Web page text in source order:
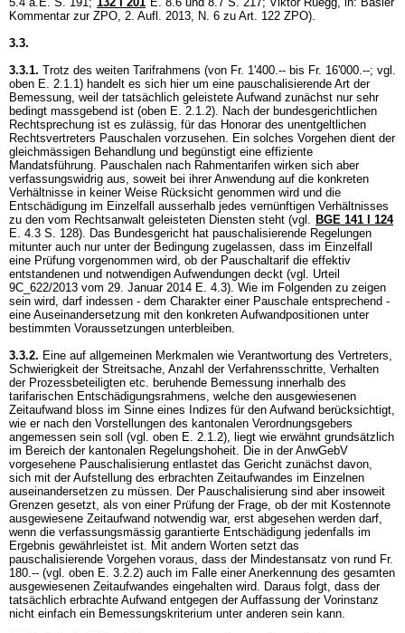
Kommentar zur ZPO, 2. Aufl. 2013, N. 6 zu Art. 122 ZPO).
3.3.
3.3.1. Trotz des weiten Tarifrahmens (von Fr. 1'400.-- bis Fr. 16'000.--; vgl.
oben E. 2.1.1) handelt es sich hier um eine pauschalisierende Art der
Bemessung, weil der tatsächlich geleistete Aufwand zunächst nur sehr
bedingt massgebend ist (oben E. 2.1.2). Nach der bundesgerichtlichen
Rechtsprechung ist es zulässig, für das Honorar des unentgeltlichen
Rechtsvertreters Pauschalen vorzusehen. Ein solches Vorgehen dient der
gleichmässigen Behandlung und begünstigt eine effiziente
Mandatsführung. Pauschalen nach Rahmentarifen wirken sich aber
verfassungswidrig aus, soweit bei ihrer Anwendung auf die konkreten
Verhältnisse in keiner Weise Rücksicht genommen wird und die
Entschädigung im Einzelfall ausserhalb jedes vernünftigen Verhältnisses
zu den vom Rechtsanwalt geleisteten Diensten steht (vgl. BGE 141 I 124
E. 4.3 S. 128). Das Bundesgericht hat pauschalisierende Regelungen
mitunter auch nur unter der Bedingung zugelassen, dass im Einzelfall
eine Prüfung vorgenommen wird, ob der Pauschaltarif die effektiv
entstandenen und notwendigen Aufwendungen deckt (vgl. Urteil
9C_622/2013 vom 29. Januar 2014 E. 4.3). Wie im Folgenden zu zeigen
sein wird, darf indessen - dem Charakter einer Pauschale entsprechend -
eine Auseinandersetzung mit den konkreten Aufwandpositionen unter
bestimmten Voraussetzungen unterbleiben.
3.3.2. Eine auf allgemeinen Merkmalen wie Verantwortung des Vertreters,
Schwierigkeit der Streitsache, Anzahl der Verfahrensschritte, Verhalten
der Prozessbeteiligten etc. beruhende Bemessung innerhalb des
tarifarischen Entschädigungsrahmens, welche den ausgewiesenen
Zeitaufwand bloss im Sinne eines Indizes für den Aufwand berücksichtigt,
wie er nach den Vorstellungen des kantonalen Verordnungsgebers
angemessen sein soll (vgl. oben E. 2.1.2), liegt wie erwähnt grundsätzlich
im Bereich der kantonalen Regelungshoheit. Die in der AnwGebV
vorgesehene Pauschalisierung entlastet das Gericht zunächst davon,
sich mit der Aufstellung des erbrachten Zeitaufwandes im Einzelnen
auseinandersetzen zu müssen. Der Pauschalisierung sind aber insoweit
Grenzen gesetzt, als von einer Prüfung der Frage, ob der mit Kostennote
ausgewiesene Zeitaufwand notwendig war, erst abgesehen werden darf,
wenn die verfassungsmässig garantierte Entschädigung jedenfalls im
Ergebnis gewährleistet ist. Mit andern Worten setzt das
pauschalisierende Vorgehen voraus, dass der Mindestansatz von rund Fr.
180.-- (vgl. oben E. 3.2.2) auch im Falle einer Anerkennung des gesamten
ausgewiesenen Zeitaufwandes eingehalten wird. Daraus folgt, dass der
tatsächlich erbrachte Aufwand entgegen der Auffassung der Vorinstanz
nicht einfach ein Bemessungskriterium unter anderen sein kann.